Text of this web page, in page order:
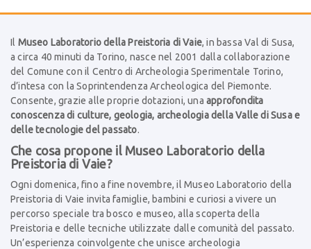
Il Museo Laboratorio della Preistoria di Vaie, in bassa Val di Susa,
a circa 40 minuti da Torino, nasce nel 2001 dalla collaborazione
del Comune con il Centro di Archeologia Sperimentale Torino,
d’intesa con la Soprintendenza Archeologica del Piemonte.
Consente, grazie alle proprie dotazioni, una approfondita
conoscenza di culture, geologia, archeologia della Valle di Susa e
delle tecnologie del passato.
Che cosa propone il Museo Laboratorio della
Preistoria di Vaie?
Ogni domenica, fino a fine novembre, il Museo Laboratorio della
Preistoria di Vaie invita famiglie, bambini e curiosi a vivere un
percorso speciale tra bosco e museo, alla scoperta della
Preistoria e delle tecniche utilizzate dalle comunità del passato.
Un’esperienza coinvolgente che unisce archeologia